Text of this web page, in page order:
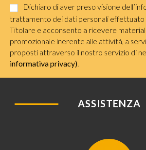
Dichiaro di aver preso visione
trattamento dei dati personali effettuato
Titolare e acconsento a ricevere
promozionale inerente alle attività, a
proposti attraverso il nostro servizio di
informativa privacy).
ASSISTENZA